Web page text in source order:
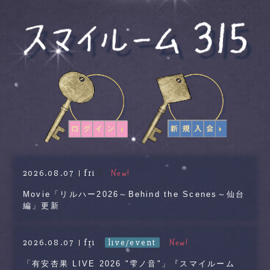
2026.08.07 fri New!
Movie「リルハー2026～Behind the Scenes～仙台
編」更新
2026.08.07 fri live/event New!
「有安杏果 LIVE 2026 "雫ノ音"」『スマイルーム